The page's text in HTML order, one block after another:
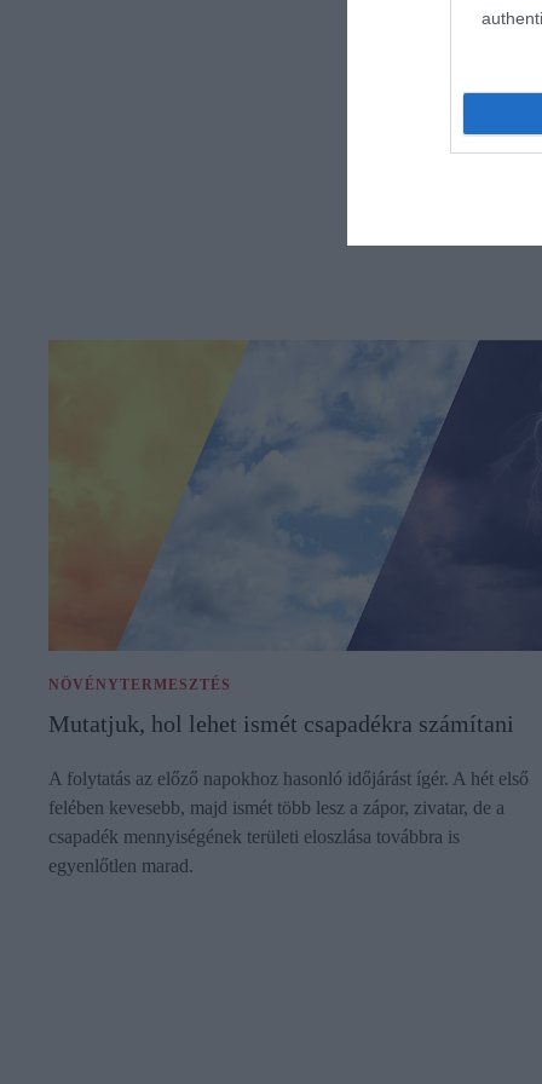
NÖVÉNYTERMESZTÉS
Mutatjuk, hol lehet ismét csapadékra számítani
A folytatás az előző napokhoz hasonló időjárást ígér. A hét első
felében kevesebb, majd ismét több lesz a zápor, zivatar, de a
csapadék mennyiségének területi eloszlása továbbra is
egyenlőtlen marad.